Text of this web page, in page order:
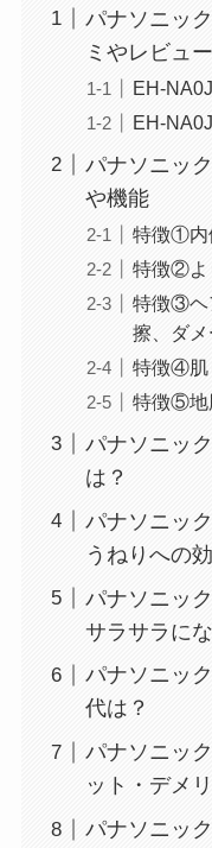
パナソニッ
ミやレビュー
EH-
EH-
パナソニッ
や機能
特徴①内
特徴②よ
特徴③ヘ
擦、ダ
特徴④肌
特徴⑤地
パナソニッ
は？
パナソニッ
うねりへの
パナソニッ
サラサラに
パナソニッ
代は？
パナソニッ
ット・デメ
パナソニッ